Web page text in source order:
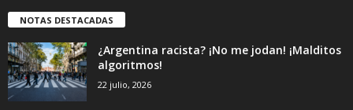
NOTAS DESTACADAS
¿Argentina racista? ¡No me jodan! ¡Malditos
algoritmos!
22 julio, 2026